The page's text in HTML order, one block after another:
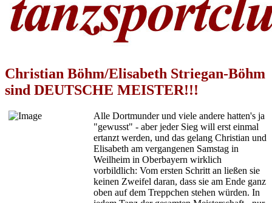
Christian Böhm/Elisabeth Striegan-Böhm
sind DEUTSCHE MEISTER!!!
Alle Dortmunder und viele andere hatten's ja
"gewusst" - aber jeder Sieg will erst einmal
ertanzt werden, und das gelang Christian und
Elisabeth am vergangenen Samstag in
Weilheim in Oberbayern wirklich
vorbildlich: Vom ersten Schritt an ließen sie
keinen Zweifel daran, dass sie am Ende ganz
oben auf dem Treppchen stehen würden. In